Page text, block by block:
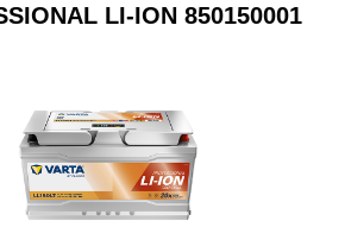
LI-ION 850150001